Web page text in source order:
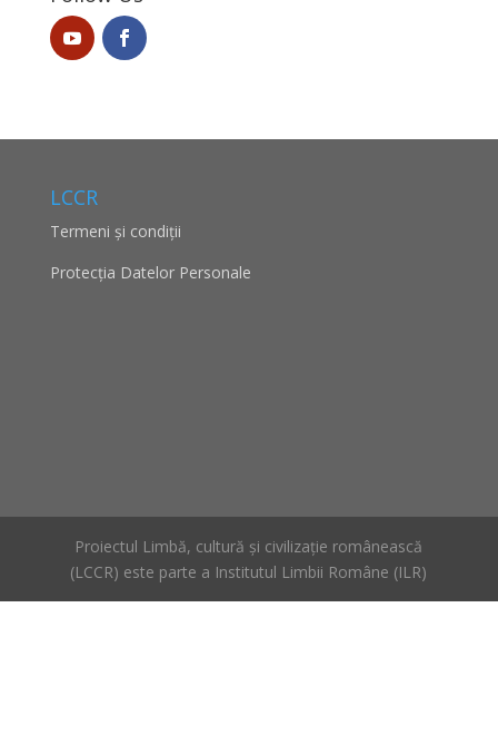
LCCR
Termeni și condiții
Protecţia Datelor Personale
Proiectul Limbă, cultură și civilizație românească
(LCCR) este parte a Institutul Limbii Române (ILR)